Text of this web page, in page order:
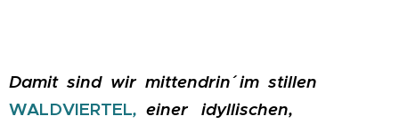
Damit sind wir mittendrin´ im stillen
WALDVIERTEL, einer idyllischen,